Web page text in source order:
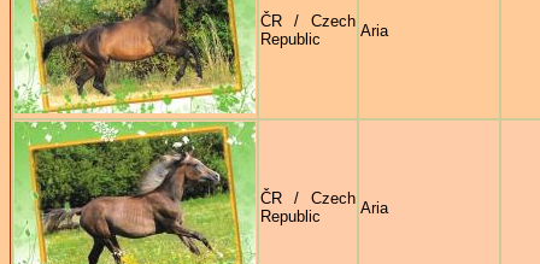
ČR / Czech
Republic
Aria
ČR / Czech
Republic
Aria